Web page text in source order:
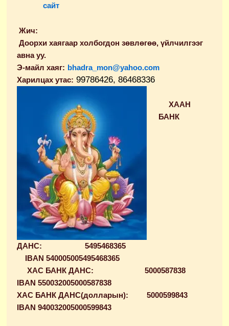
сайт
Жич:
Доорхи хаягаар холбогдон зөвлөгөө, үйлчилгээг
авна уу.
Э-майл хаяг: bhadra_mon@yahoo.com
Харилцах утас: 99786426, 86468336
ХААН
БАНК
ДАНС:
5495468365
IBAN 540005005495468365
ХАС БАНК ДАНС: 5000587838
IBAN 550032005000587838
ХАС БАНК ДАНС(долларын): 5000599843
IBAN 940032005000599843